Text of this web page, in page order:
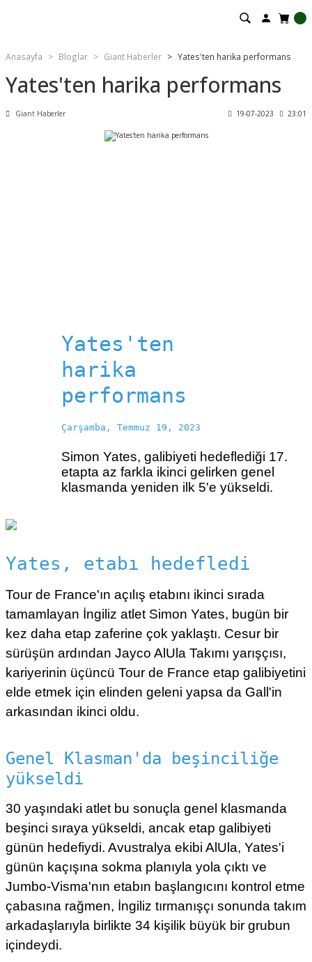
Anasayfa Bloglar Giant Haberler Yates'ten harika performans
Yates'ten harika performans
Giant Haberler 19-07-2023 23:01
Yates'ten
harika
performans
Çarşamba, Temmuz 19, 2023
Simon Yates, galibiyeti hedeflediği 17.
etapta az farkla ikinci gelirken genel
klasmanda yeniden ilk 5'e yükseldi.
Yates, etabı hedefledi
Tour de France'ın açılış etabını ikinci sırada
tamamlayan İngiliz atlet Simon Yates, bugün bir
kez daha etap zaferine çok yaklaştı. Cesur bir
sürüşün ardından Jayco AlUla Takımı yarışçısı,
kariyerinin üçüncü Tour de France etap galibiyetini
elde etmek için elinden geleni yapsa da Gall'in
arkasından ikinci oldu.
Genel Klasman'da beşinciliğe
yükseldi
30 yaşındaki atlet bu sonuçla genel klasmanda
beşinci sıraya yükseldi, ancak etap galibiyeti
günün hedefiydi. Avustralya ekibi AlUla, Yates'i
günün kaçışına sokma planıyla yola çıktı ve
Jumbo-Visma'nın etabın başlangıcını kontrol etme
çabasına rağmen, İngiliz tırmanışçı sonunda takım
arkadaşlarıyla birlikte 34 kişilik büyük bir grubun
içindeydi.